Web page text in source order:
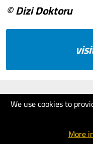
We use cookies to
More
© Dizi Doktoru